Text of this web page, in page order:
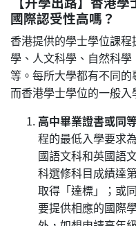
國際認受性高嗎？
香港提供的學士學位課
學、人文科學、自然科
等。每所大學都有不同
而香港學士學位的一般入
高中畢業證書或同
程的最低入學要求
國語文科和英國語
科選修科目成績達
取得「達標」；或
要提供相應的國際